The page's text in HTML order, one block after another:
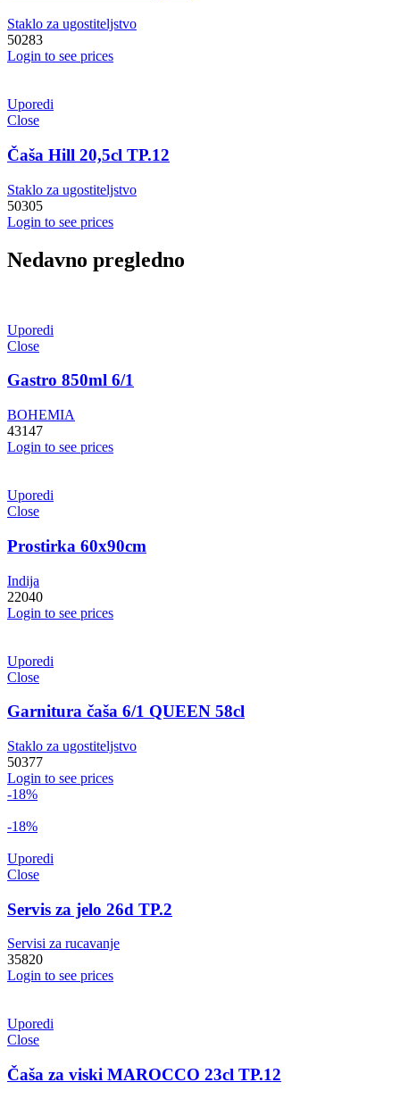
Staklo za ugostiteljstvo
50283
Login to see prices
Uporedi
Close
Čaša Hill 20,5cl TP.12
Staklo za ugostiteljstvo
50305
Login to see prices
Nedavno pregledno
Uporedi
Close
Gastro 850ml 6/1
BOHEMIA
43147
Login to see prices
Uporedi
Close
Prostirka 60x90cm
Indija
22040
Login to see prices
Uporedi
Close
Garnitura čaša 6/1 QUEEN 58cl
Staklo za ugostiteljstvo
50377
Login to see prices
-18%
-18%
Uporedi
Close
Servis za jelo 26d TP.2
Servisi za rucavanje
35820
Login to see prices
Uporedi
Close
Čaša za viski MAROCCO 23cl TP.12